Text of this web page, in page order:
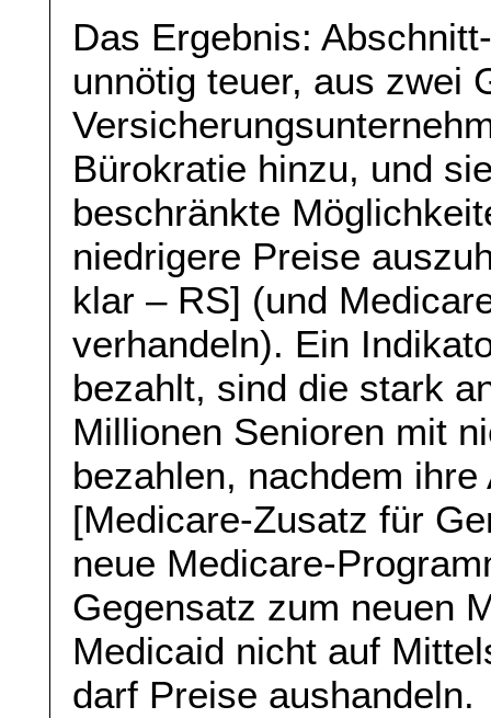
Das Ergebnis:
unnötig teuer, aus zwei
Bürokratie hinzu, und
beschränkte
niedrigere Preise
klar – RS] (und
verhandeln). Ein
bezahlt, sind die stark
Millionen Senioren mit
bezahlen, nachdem
[Medicare-Zusatz für
neue Medicare-
Gegensatz zum neuen
Medicaid nicht auf
darf Preise aushandeln.